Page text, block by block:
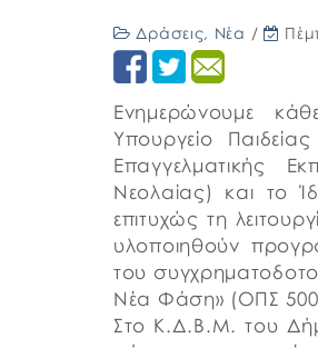
Δράσεις, Νέα /
Ενημερώνουμε
Υπουργείο
Επαγγελματικής
Νεολαίας) και το
επιτυχώς τη
υλοποιηθούν
του
Νέα Φάση» (ΟΠΣ
Στο Κ.Δ.Β.Μ. του